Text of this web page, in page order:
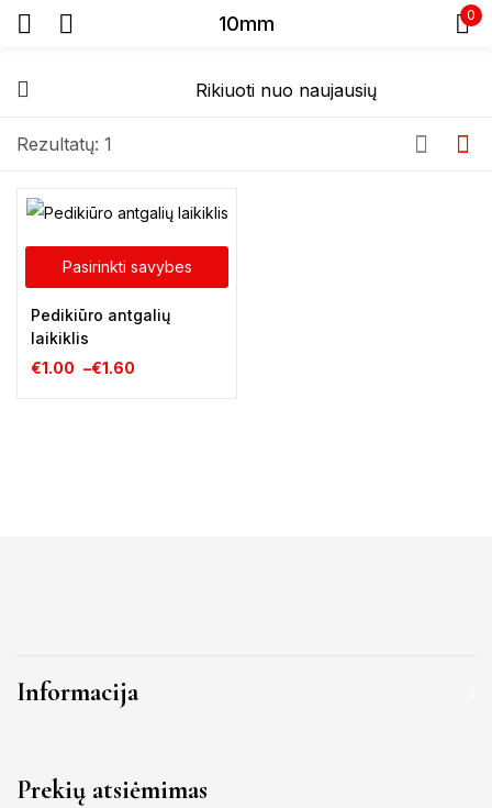
10mm 0
Rezultatų: 1
Pasirinkti savybes
Pedikiūro antgalių
laikiklis
€1.00 –€1.60
Informacija
Prekių atsiėmimas
Prisiminti slaptažodį
Pamiršote slaptažodį?